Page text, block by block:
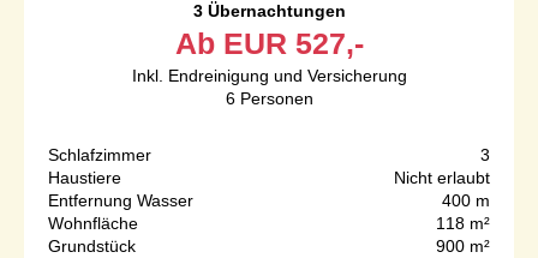
3 Übernachtungen
Ab EUR 527,-
Inkl. Endreinigung und Versicherung
6 Personen
Schlafzimmer
3
Haustiere
Nicht erlaubt
Entfernung Wasser
400 m
Wohnfläche
118 m²
Grundstück
900 m²